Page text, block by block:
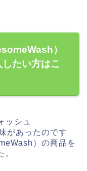
）
たい方はこ
ッシュ
があったのです
）の商品を
。